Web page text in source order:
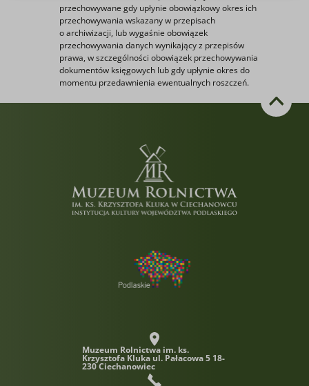
przechowywane gdy upłynie obowiązkowy okres ich
przechowywania wskazany w przepisach
o archiwizacji, lub wygaśnie obowiązek
przechowywania danych wynikający z przepisów
prawa, w szczególności obowiązek przechowywania
dokumentów księgowych lub gdy upłynie okres do
momentu przedawnienia ewentualnych roszczeń.
Muzeum Rolnictwa im. ks.
Krzysztofa Kluka ul. Pałacowa 5 18-
230 Ciechanowiec